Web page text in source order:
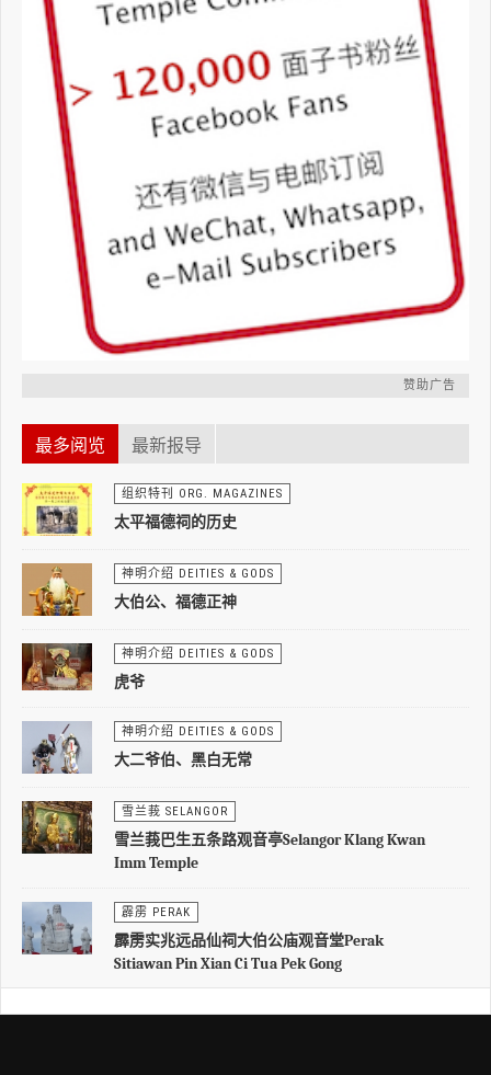
赞助广告
最多阅览 最新报导
组织特刊 ORG. MAGAZINES
太平福德祠的历史
神明介绍 DEITIES & GODS
大伯公、福德正神
神明介绍 DEITIES & GODS
虎爷
神明介绍 DEITIES & GODS
大二爷伯、黑白无常
雪兰莪 SELANGOR
雪兰莪巴生五条路观音亭Selangor Klang Kwan
Imm Temple
霹雳 PERAK
霹雳实兆远品仙祠大伯公庙观音堂Perak
Sitiawan Pin Xian Ci Tua Pek Gong